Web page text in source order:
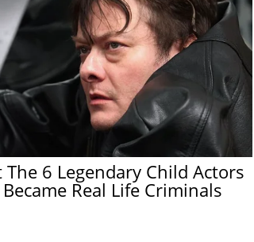
The 6 Legendary Child Actors
Real Life Criminals